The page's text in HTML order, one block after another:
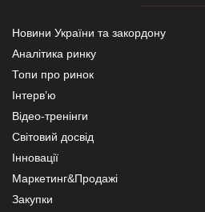
Новини України та закордону
Аналітика ринку
Топи про ринок
Інтерв’ю
Відео-тренінги
Світовий досвід
Інновації
Маркетинг&Продажі
Закупки